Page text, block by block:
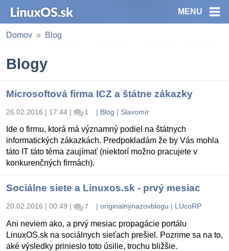
MENU
Domov Blog
Blogy
Microsoftová firma ICZ a štátne zákazky
26.02.2016 | 17:44 | 1 | Blog | Slavomír
Ide o firmu, ktorá má významný podiel na štátnych
informatických zákazkách. Predpokladám že by Vás mohla
táto IT táto téma zaujímať (niektorí možno pracujete v
konkurenčných firmách).
Sociálne siete a Linuxos.sk - prvý mesiac
20.02.2016 | 00:49 | 7 | originalnynazovblogu | LUcoRP
Ani neviem ako, a prvý mesiac propagácie portálu
LinuxOS.sk na sociálnych sieťach prešiel. Pozrime sa na to,
aké výsledky prinieslo toto úsi lie, trochu bližšie.